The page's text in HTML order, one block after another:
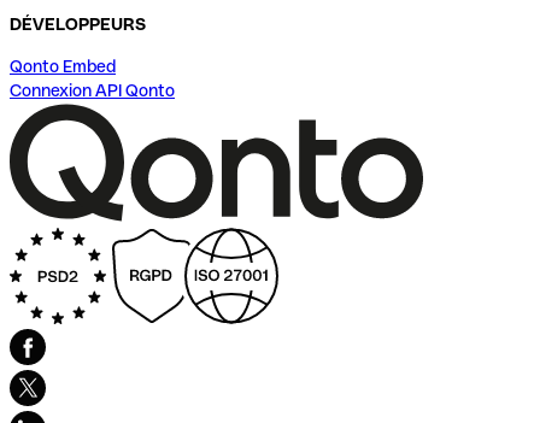
DÉVELOPPEURS
Qonto Embed
Connexion API Qonto